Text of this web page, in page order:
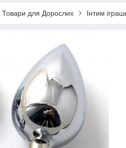
Товари для Дорослих Інтим